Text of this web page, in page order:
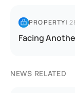
PROPERTY|
Facing
NEWS RELATED